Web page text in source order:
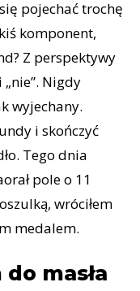
pojechać trochę
komponent,
Z perspektywy
Nigdy
wyjechany.
i skończyć
Tego dnia
pole o 11
wróciłem
medalem.
masła